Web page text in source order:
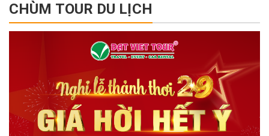
CHÙM TOUR DU LỊCH